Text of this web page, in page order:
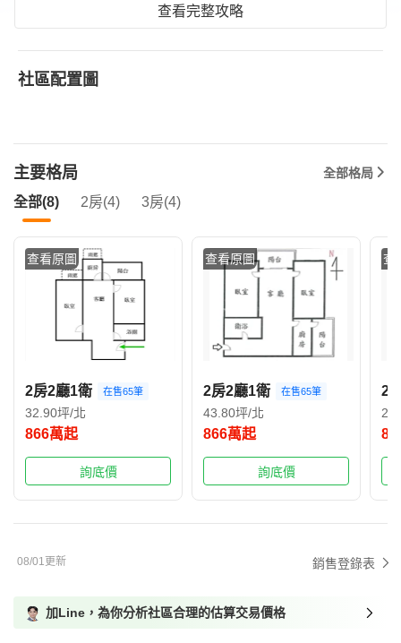
查看完整攻略
社區配置圖
主要格局 全部格局
全部(8) 2房(4) 3房(4)
查看原圖
2房2廳1衛 在售65筆
32.90坪/北
866萬起
詢底價
查看原圖
2房2廳1衛 在售65筆
43.80坪/北
866萬起
詢底價
查
2
08/01更新 銷售登錄表
加Line，為你分析社區合理的估算交易價格